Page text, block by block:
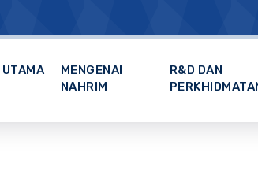
UTAMA
MENGENAI
NAHRIM
R&D DAN